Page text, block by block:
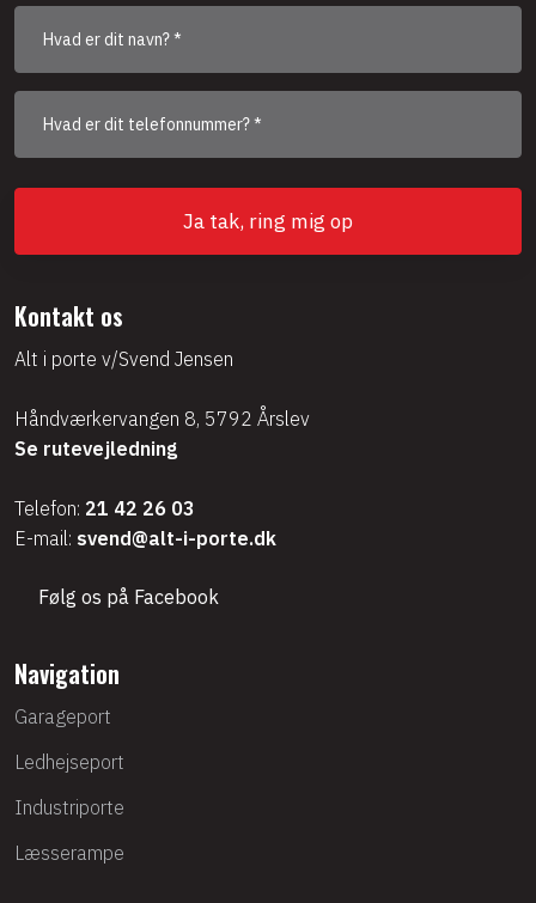
Kontakt os
Alt i porte v/Svend Jensen
Håndværkervangen 8, 5792 Årslev
Se rutevejledning
Telefon: 21 42 26 03
E-mail: svend@alt-i-porte.dk
​Følg os på Facebook
Navigation
Garageport
Ledhejseport
Industriporte
Læsserampe